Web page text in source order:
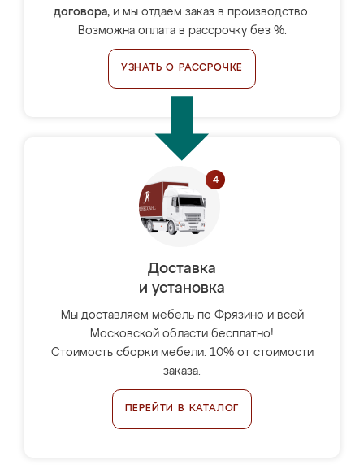
договора, и мы отдаём заказ в производство.
Возможна оплата в рассрочку без %.
УЗНАТЬ О РАССРОЧКЕ
Доставка
и установка
Мы доставляем мебель по Фрязино и всей
Московской области бесплатно!
Стоимость сборки мебели: 10% от стоимости
заказа.
ПЕРЕЙТИ В КАТАЛОГ